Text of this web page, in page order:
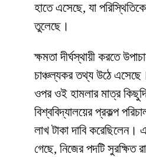
হাতে এসেছে, যা
তুলেছে।
​ক্ষমতা দীর্ঘস্থায়ী করতে
চাঞ্চল্যকর তথ্য উঠে
ওপর ওই হামলার মাত্র
বিশ্ববিদ্যালয়ের প্রকল্প
লাখ টাকা দাবি করেছিলেন।
গেছে, নিজের পদটি সুরক্ষিত